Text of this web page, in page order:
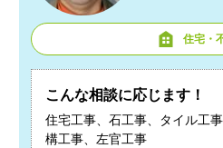
住宅・
こんな相談に応じます！
住宅工事、石工事、タイル工
構工事、左官工事